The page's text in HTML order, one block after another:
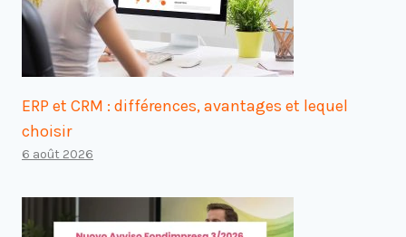
ERP et CRM : différences, avantages et lequel
choisir
6 août 2026